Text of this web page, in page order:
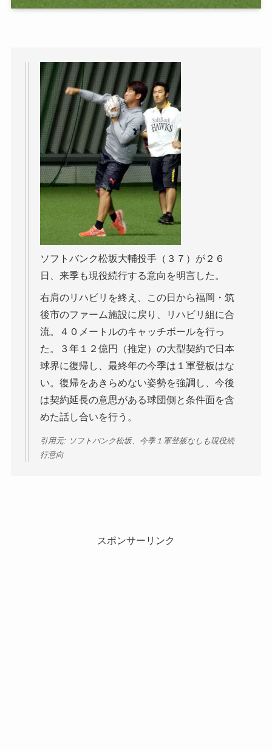
ソフトバンク松坂大輔投手（３７）が２６
日、来季も現役続行する意向を明言した。
右肩のリハビリを終え、この日から福岡・筑
後市のファーム施設に戻り、リハビリ組に合
流。４０メートルのキャッチボールを行っ
た。３年１２億円（推定）の大型契約で日本
球界に復帰し、最終年の今季は１軍登板はな
い。復帰をあきらめない姿勢を強調し、今後
は契約延長の意思がある球団側と条件面を含
めた話し合いを行う。
引用元: ソフトバンク松坂、今季１軍登板なしも現役続
行意向
スポンサーリンク